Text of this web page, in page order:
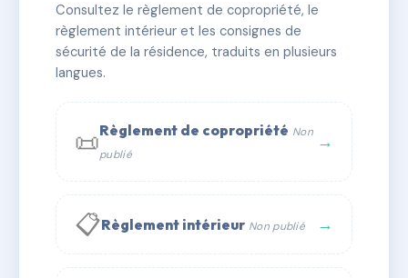
✓ Immatriculée 🏠 194 lots 🏗 2 bâtiment(s)
📞 Contacter Syndic Digital
Consultez le règlement de copropriété, le
règlement intérieur et les consignes de
sécurité de la résidence, traduits en plusieurs
langues.
📜Règlement de copropriété Non
publié
→
📋Règlement intérieur Non publié →